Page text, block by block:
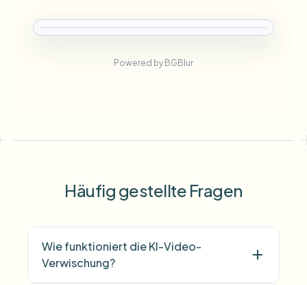
Powered by BGBlur
Häufig gestellte Fragen
Wie funktioniert die KI-Video-
Verwischung?